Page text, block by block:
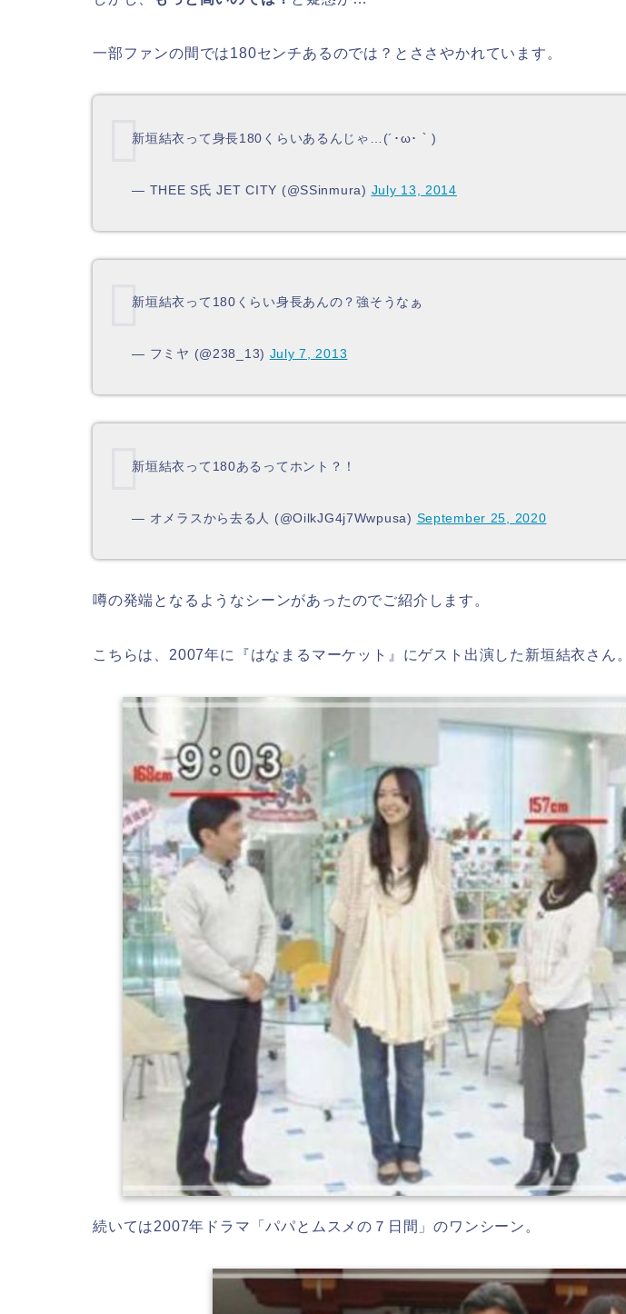
一部ファンの間では180センチあるのでは？とささやかれています。
新垣結衣って身長180くらいあるんじゃ…(´･ω･｀)
— THEE S氏 JET CITY (@SSinmura) July 13, 2014
新垣結衣って180くらい身長あんの？強そうなぁ
— フミヤ (@238_13) July 7, 2013
新垣結衣って180あるってホント？！
— オメラスから去る人 (@OilkJG4j7Wwpusa) September 25, 2020
噂の発端となるようなシーンがあったのでご紹介します。
こちらは、2007年に『はなまるマーケット』にゲスト出演した新垣結衣さん。
続いては2007年ドラマ「パパとムスメの７日間」のワンシーン。